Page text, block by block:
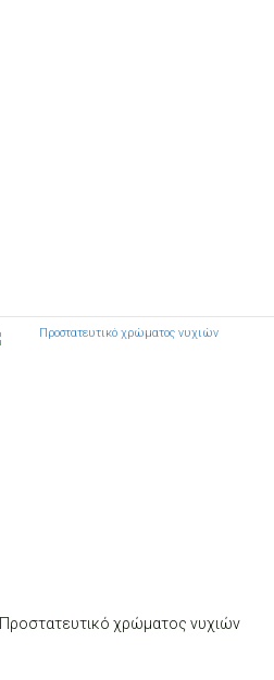
Προστατευτικό χρώματος νυχιών